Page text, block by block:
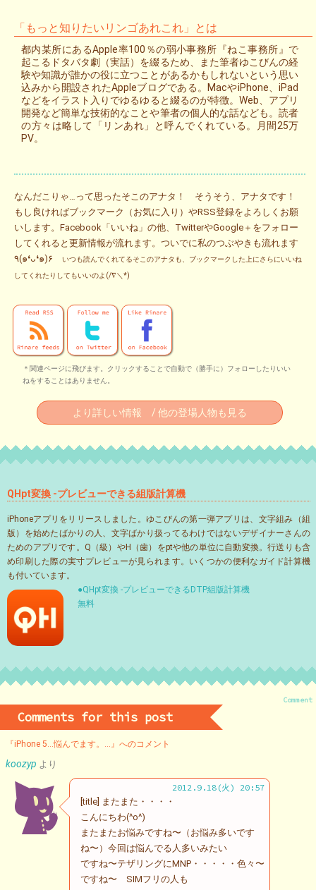
「もっと知りたいリンゴあれこれ」とは
都内某所にあるApple率100％の弱小事務所『ねこ事務所』で
起こるドタバタ劇（実話）を綴るため、また筆者ゆこびんの経
験や知識が誰かの役に立つことがあるかもしれないという思い
込みから開設されたAppleブログである。MacやiPhone、iPad
などをイラスト入りでゆるゆると綴るのが特徴。Web、アプリ
開発など簡単な技術的なことや筆者の個人的な話なども。読者
の方々は略して「リンあれ」と呼んでくれている。月間25万
PV。
なんだこりゃ…って思ったそこのアナタ！ そうそう、アナタです！
もし良ければブックマーク（お気に入り）やRSS登録をよろしくお願
いします。Facebook「いいね」の他、TwitterやGoogle＋をフォロー
してくれると更新情報が流れます。ついでに私のつぶやきも流れます
٩(๑❛ᴗ❛๑)۶
いつも読んでくれてるそこのアナタも、ブックマークした上にさらにいいね
してくれたりしてもいいのよ(/∇＼*)
＊関連ページに飛びます。クリックすることで自動で（勝手に）フォローしたりいい
ねをすることはありません。
より詳しい情報 / 他の登場人物も見る
QHpt変換 -プレビューできる組版計算機
iPhoneアプリをリリースしました。ゆこびんの第一弾アプリは、文字組み（組
版）を始めたばかりの人、文字ばかり扱ってるわけではないデザイナーさんの
ためのアプリです。Q（級）やH（歯）をptや他の単位に自動変換。行送りも含
め印刷した際の実寸プレビューが見られます。いくつかの便利なガイド計算機
も付いています。
●QHpt変換 -プレビューできるDTP組版計算機
無料
Comment
Comments for this post
『iPhone 5…悩んでます。…』へのコメント
koozyp より
2012.9.18(火) 20:57
[title] またまた・・・・
こんにちわ(^o^)
またまたお悩みですね〜（お悩み多いです
ね〜）今回は悩んでる人多いみたい
ですね〜テザリングにMNP・・・・・色々〜
ですね〜 SIMフリの人も